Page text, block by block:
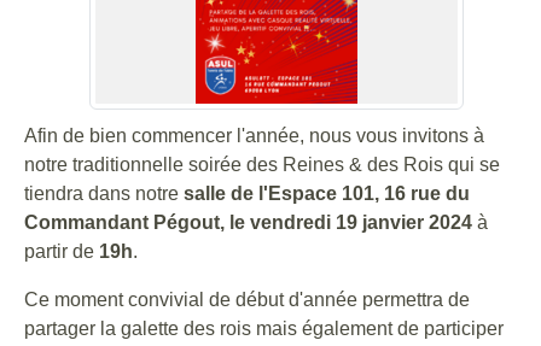
Afin de bien commencer l'année, nous vous invitons à
notre traditionnelle soirée des Reines & des Rois qui se
tiendra dans notre salle de l'Espace 101, 16 rue du
Commandant Pégout, le vendredi 19 janvier 2024 à
partir de 19h.
Ce moment convivial de début d'année permettra de
partager la galette des rois mais également de participer